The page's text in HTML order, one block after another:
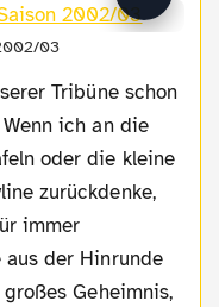
03
Tribüne schon
ich an die
oder die kleine
zurückdenke,
immer
aus der Hinrunde
Geheimnis,